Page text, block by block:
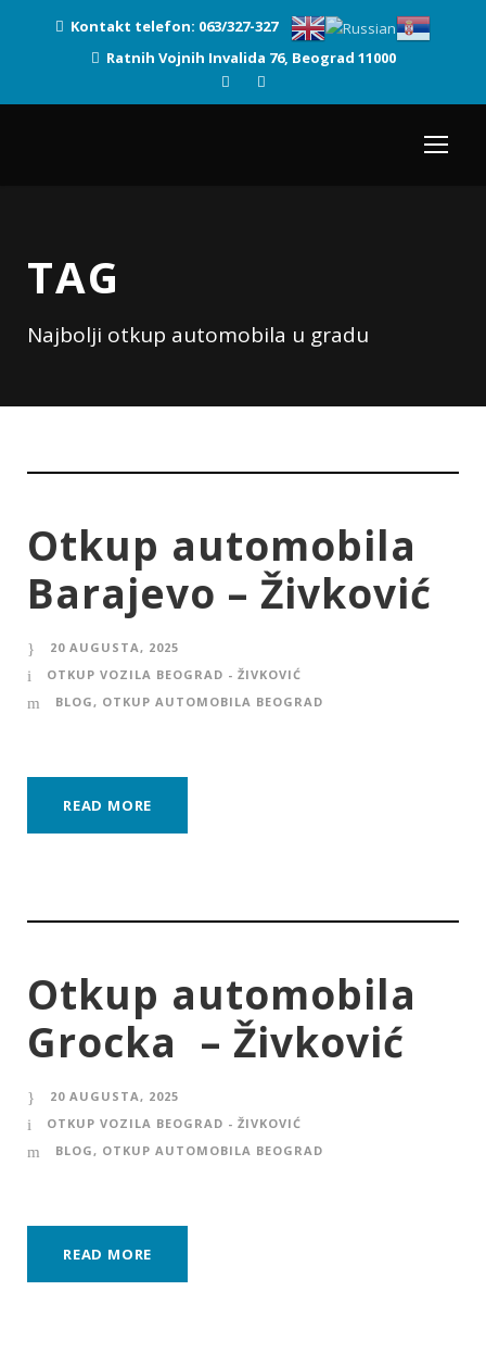
Kontakt telefon: 063/327-327
Ratnih Vojnih Invalida 76, Beograd 11000
TAG
Najbolji otkup automobila u gradu
Otkup automobila
Barajevo – Živković
20 AUGUSTA, 2025
OTKUP VOZILA BEOGRAD - ŽIVKOVIĆ
BLOG , OTKUP AUTOMOBILA BEOGRAD
READ MORE
Otkup automobila
Grocka – Živković
20 AUGUSTA, 2025
OTKUP VOZILA BEOGRAD - ŽIVKOVIĆ
BLOG , OTKUP AUTOMOBILA BEOGRAD
READ MORE